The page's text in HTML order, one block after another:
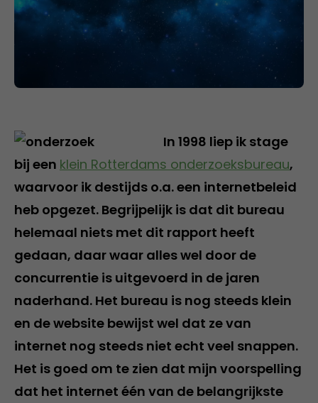
In 1998 liep ik stage
bij een klein Rotterdams onderzoeksbureau,
waarvoor ik destijds o.a. een internetbeleid
heb opgezet. Begrijpelijk is dat dit bureau
helemaal niets met dit rapport heeft
gedaan, daar waar alles wel door de
concurrentie is uitgevoerd in de jaren
naderhand. Het bureau is nog steeds klein
en de website bewijst wel dat ze van
internet nog steeds niet echt veel snappen.
Het is goed om te zien dat mijn voorspelling
dat het internet één van de belangrijkste